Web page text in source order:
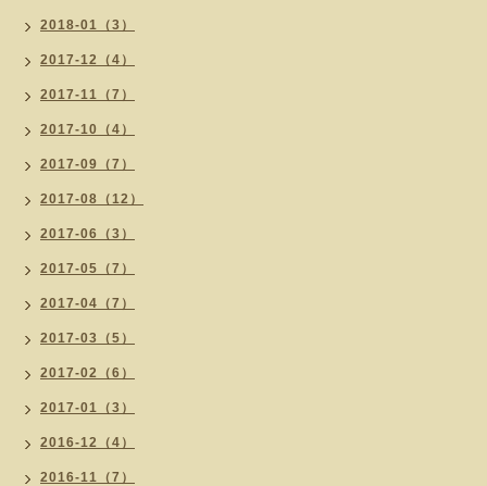
2018-01（3）
2017-12（4）
2017-11（7）
2017-10（4）
2017-09（7）
2017-08（12）
2017-06（3）
2017-05（7）
2017-04（7）
2017-03（5）
2017-02（6）
2017-01（3）
2016-12（4）
2016-11（7）